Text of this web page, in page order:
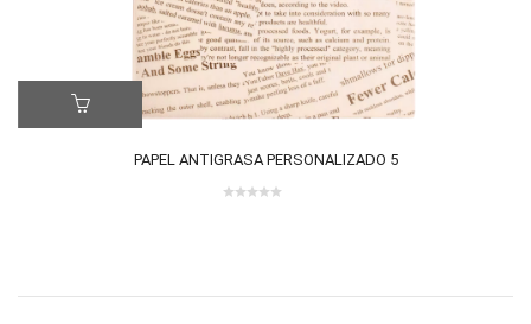
PAPEL ANTIGRASA PERSONALIZADO 5